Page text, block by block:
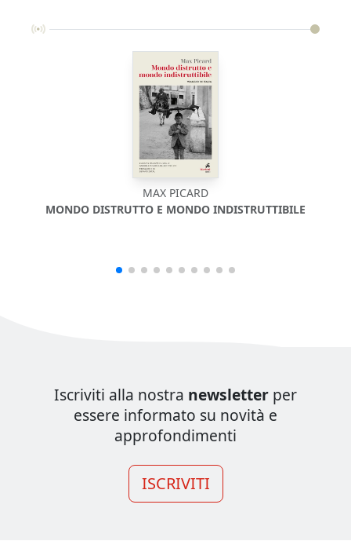
MAX PICARD
MONDO DISTRUTTO E MONDO INDISTRUTTIBILE
Iscriviti alla nostra newsletter per
essere informato su novità e
approfondimenti
ISCRIVITI